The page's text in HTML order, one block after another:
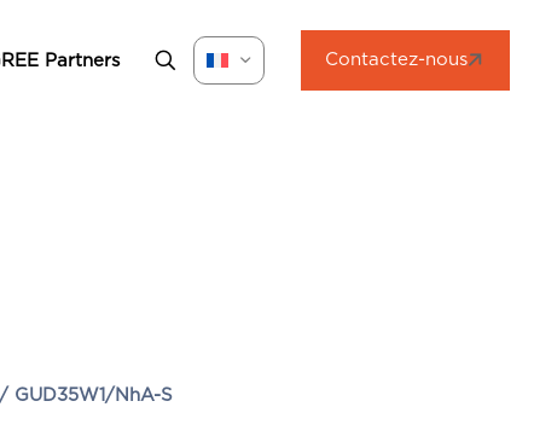
Partners Contactez-nous
GUD35W1/NhA-S